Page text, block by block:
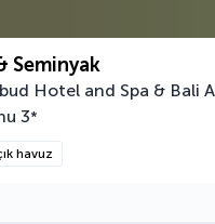
Seminyak
Hotel and Spa & Bali
3*
havuz